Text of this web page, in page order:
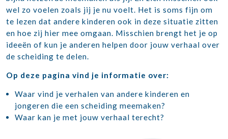
wel zo voelen zoals jij je nu voelt. Het is soms fijn om
te lezen dat andere kinderen ook in deze situatie zitten
en hoe zij hier mee omgaan. Misschien brengt het je op
ideeën of kun je anderen helpen door jouw verhaal over
de scheiding te delen.
Op deze pagina vind je informatie over:
Waar vind je verhalen van andere kinderen en
jongeren die een scheiding meemaken?
Waar kan je met jouw verhaal terecht?